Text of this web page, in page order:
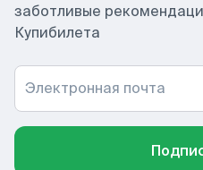
заботливые
Купибилета
Электронная почта